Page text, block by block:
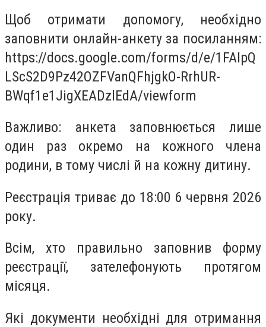
Щоб отримати допомогу, необхідно
заповнити онлайн-анкету за посиланням:
https://docs.google.com/forms/d/e/1FAIpQ
LScS2D9Pz42OZFVanQFhjgkO-RrhUR-
BWqf1e1JigXEADzlEdA/viewform
Важливо: анкета заповнюється лише
один раз окремо на кожного члена
родини, в тому числі й на кожну дитину.
Реєстрація триває до 18:00 6 червня 2026
року.
Всім, хто правильно заповнив форму
реєстрації, зателефонують протягом
місяця.
Які документи необхідні для отримання